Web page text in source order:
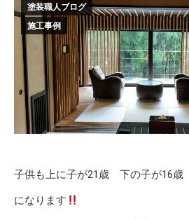
塗装職人ブログ
施工事例
子供も上に子が21歳 下の子が16歳
になります